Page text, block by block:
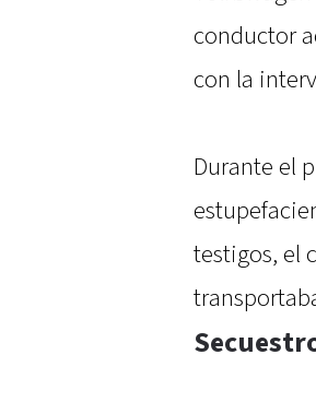
conductor
con la
Durante el
testigos, el